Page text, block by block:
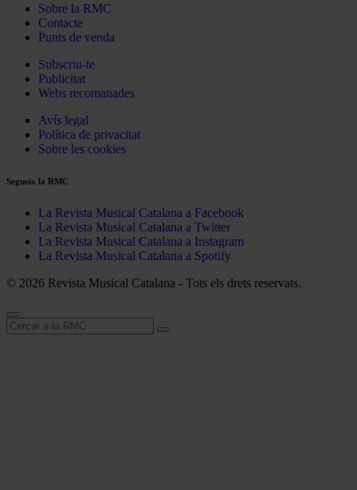
Sobre la RMC
Contacte
Punts de venda
Subscriu-te
Publicitat
Webs recomanades
Avís legal
Política de privacitat
Sobre les cookies
Segueix la RMC
La Revista Musical Catalana a Facebook
La Revista Musical Catalana a Twitter
La Revista Musical Catalana a Instagram
La Revista Musical Catalana a Spotify
© 2026 Revista Musical Catalana - Tots els drets reservats.
Cerca